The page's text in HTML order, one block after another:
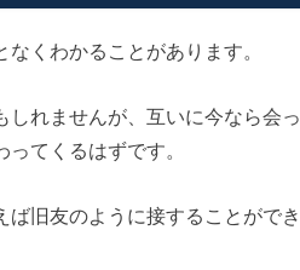
くわかることがあります。
れませんが、互いに今なら会っ
てくるはずです。
旧友のように接することができ